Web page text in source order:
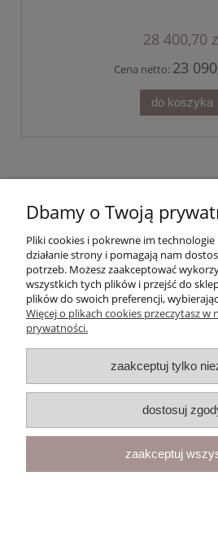
28 400,70
Cena netto: 23
do koszyka
Moje konto
Gwarancja i
O firmie
Dbamy o Twoją
Pliki cookies i pokrewne im
działanie strony i pomagają nam
potrzeb. Możesz zaakceptować
wszystkich tych plików i przejść do
plików do swoich preferencji,
Więcej o plikach cookies przeczytasz w
prywatności.
zaakceptuj tylko
dostosuj
zaakceptuj